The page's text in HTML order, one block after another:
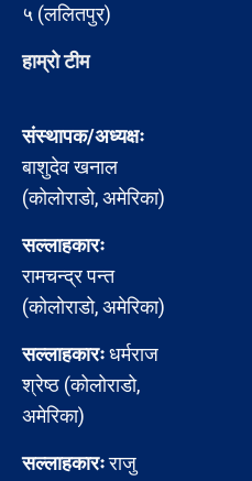
५ (ललितपुर)
हाम्रो टीम
संस्थापक/अध्यक्षः
बाशुदेव खनाल
(कोलोराडो, अमेरिका)
सल्लाहकारः
रामचन्द्र पन्त
(कोलोराडो, अमेरिका)
सल्लाहकारःधर्मराज
श्रेष्ठ (कोलोराडो,
अमेरिका)
सल्लाहकारःराजु